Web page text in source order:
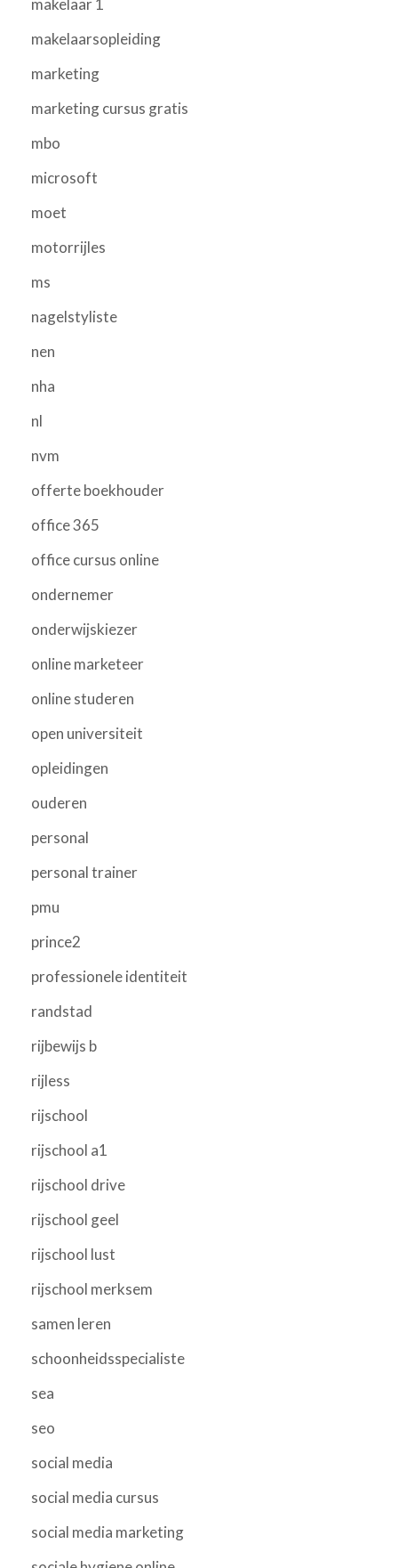
makelaarsopleiding
marketing
marketing cursus gratis
mbo
microsoft
moet
motorrijles
ms
nagelstyliste
nen
nha
nl
nvm
offerte boekhouder
office 365
office cursus online
ondernemer
onderwijskiezer
online marketeer
online studeren
open universiteit
opleidingen
ouderen
personal
personal trainer
pmu
prince2
professionele identiteit
randstad
rijbewijs b
rijless
rijschool
rijschool a1
rijschool drive
rijschool geel
rijschool lust
rijschool merksem
samen leren
schoonheidsspecialiste
sea
seo
social media
social media cursus
social media marketing